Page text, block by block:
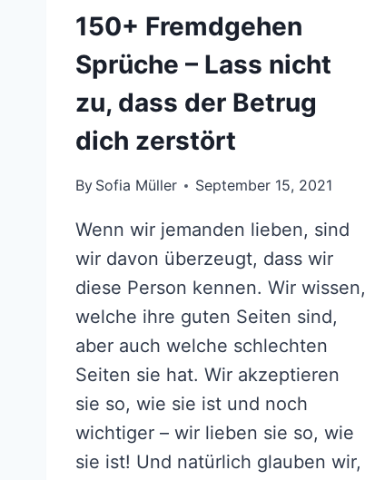
150+ Fremdgehen
Sprüche – Lass nicht
zu, dass der Betrug
dich zerstört
By Sofia Müller September 15, 2021
Wenn wir jemanden lieben, sind
wir davon überzeugt, dass wir
diese Person kennen. Wir wissen,
welche ihre guten Seiten sind,
aber auch welche schlechten
Seiten sie hat. Wir akzeptieren
sie so, wie sie ist und noch
wichtiger – wir lieben sie so, wie
sie ist! Und natürlich glauben wir,